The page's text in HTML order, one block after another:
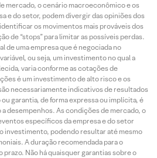
mercado, o cenário macroeconômico e os
e do setor, podem divergir das opiniões dos
os movimentos mais prováveis dos
de “stops” para limitar as possíveis perdas.
de uma empresa que é negociada no
ou seja, um investimento no qual a
varia conforme as cotações de
é um investimento de alto risco e os
necessariamente indicativos de resultados
garantia, de forma expressa ou implícita, é
desempenhos. As condições de mercado, o
específicos da empresa e do setor
investimento, podendo resultar até mesmo
A duração recomendada para o
Não há quaisquer garantias sobre o